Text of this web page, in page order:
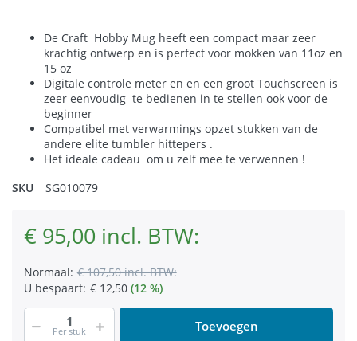
De Craft Hobby Mug heeft een compact maar zeer
krachtig ontwerp en is perfect voor mokken van 11oz en
15 oz
Digitale controle meter en en een groot Touchscreen is
zeer eenvoudig te bedienen in te stellen ook voor de
beginner
Compatibel met verwarmings opzet stukken van de
andere elite tumbler hittepers .
Het ideale cadeau om u zelf mee te verwennen !
SKU
SG010079
€ 95,00 incl. BTW:
Normaal: € 107,50 incl. BTW:
U bespaart: € 12,50 (12 %)
Per stuk Toevoegen